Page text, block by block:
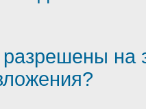
разрешены на